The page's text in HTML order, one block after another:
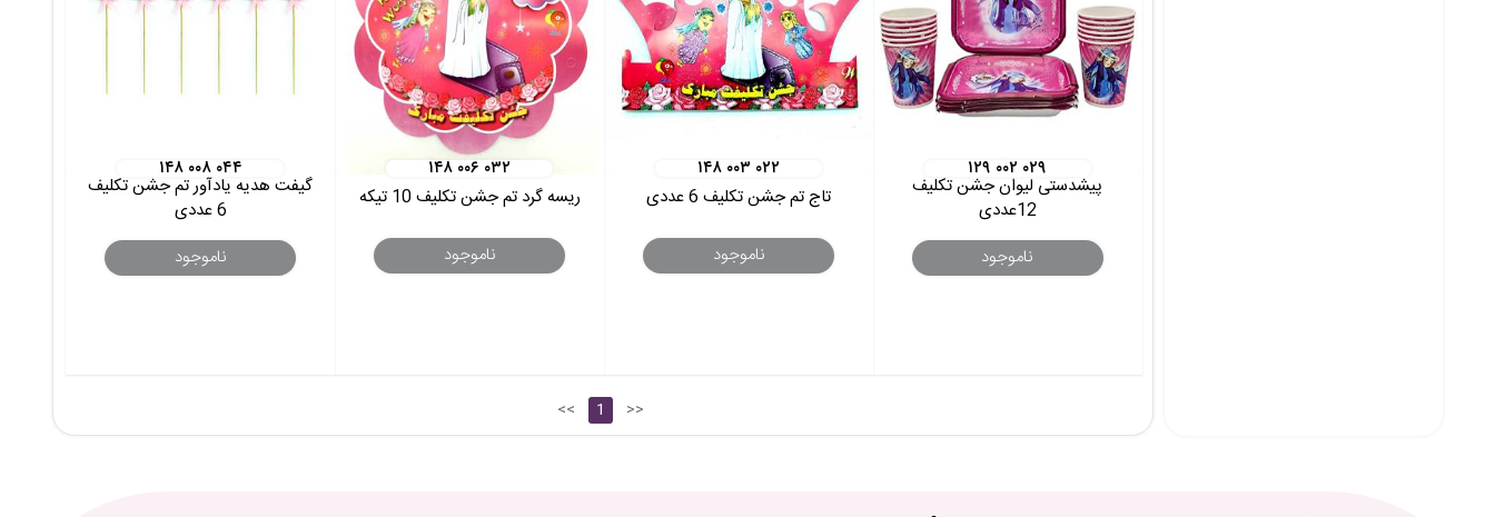
۱۲۹ ۰۰۲ ۰۲۹
پیشدستی لیوان جشن تکلیف
12عددی
ناموجود
۱۴۸ ۰۰۳ ۰۲۲
تاج تم جشن تکلیف 6 عددی
ناموجود
۱۴۸ ۰۰۶ ۰۳۲
ریسه گرد تم جشن تکلیف 10 تیکه
ناموجود
۱۴۸ ۰۰۸ ۰۴۴
گیفت هدیه یادآور تم جشن تکلیف
6 عددی
ناموجود
<< 1 >>